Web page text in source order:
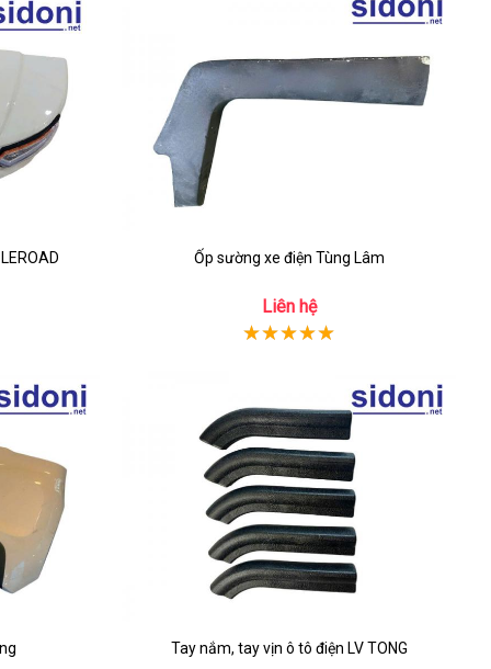
Ốp sường xe điện Tùng Lâm
Liên hệ
Tay nắm, tay vịn ô tô điện LV TONG